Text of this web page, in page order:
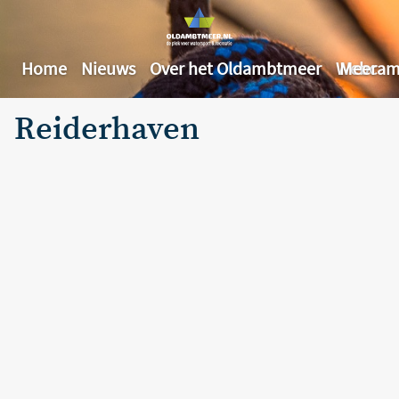
Home Nieuws Over het Oldambtmeer Meer
Reiderhaven